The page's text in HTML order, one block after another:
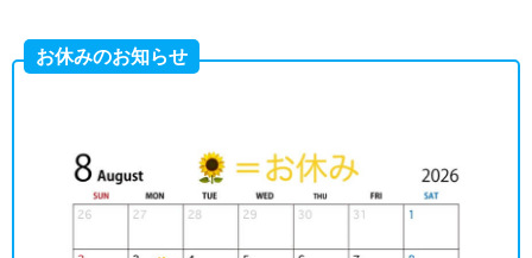
お休みのお知らせ